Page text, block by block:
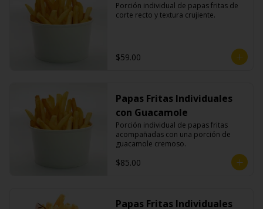
Porción individual de papas fritas de
corte recto y textura crujiente.
$59.00
Papas Fritas Individuales
con Guacamole
Porción individual de papas fritas
acompañadas con una porción de
guacamole cremoso.
$85.00
Papas Fritas Individuales